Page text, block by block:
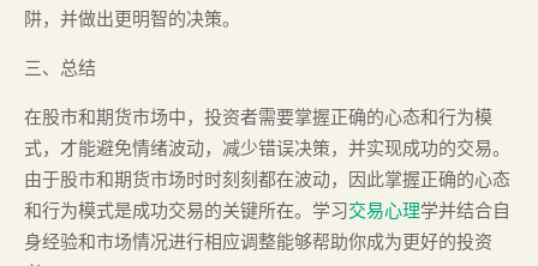
阱，并做出更明智的决策。
三、总结
在股市和期货市场中，投资者需要掌握正确的心态和行为模
式，才能避免情绪波动，减少错误决策，并实现成功的交易。
由于股市和期货市场时时刻刻都在波动，因此掌握正确的心态
和行为模式是成功交易的关键所在。学习交易心理学并结合自
身经验和市场情况进行相应调整能够帮助你成为更好的投资